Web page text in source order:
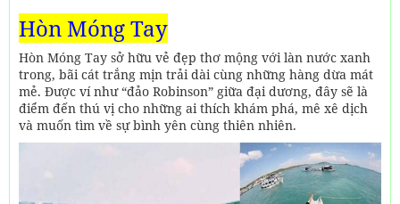
Hòn Móng Tay
Hòn Móng Tay sở hữu vẻ đẹp thơ mộng với làn nước xanh
trong, bãi cát trắng mịn trải dài cùng những hàng dừa mát
mẻ. Được ví như “đảo Robinson” giữa đại dương, đây sẽ là
điểm đến thú vị cho những ai thích khám phá, mê xê dịch
và muốn tìm về sự bình yên cùng thiên nhiên.